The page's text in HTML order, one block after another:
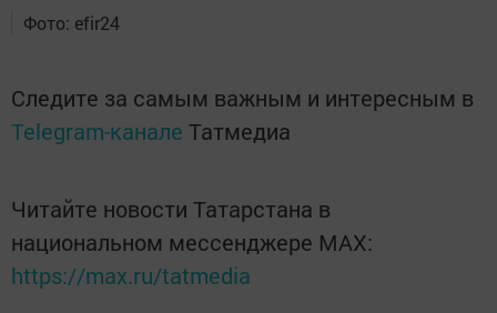
Фото: efir24
Следите за самым важным и интересным в
Telegram-канале Татмедиа
Читайте новости Татарстана в
национальном мессенджере MАХ:
https://max.ru/tatmedia